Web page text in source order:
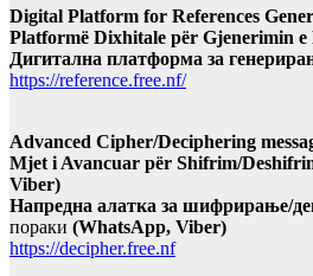
Digital Platform for References
Platformë Dixhitale për Gjenerimin e
Дигитална платформа за
https://reference.free.nf/
Advanced Cipher/Deciphering
Mjet i Avancuar për Shifrim/
Viber)
Напредна алатка за шифрирање/
пораки (WhatsApp, Viber)
https://decipher.free.nf